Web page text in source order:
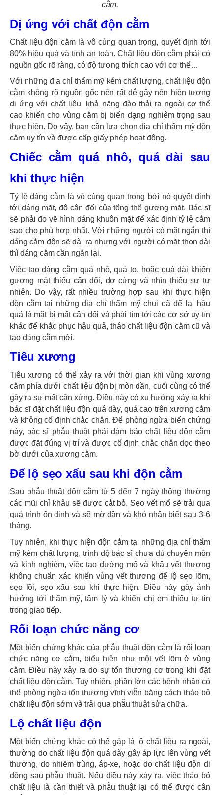
cằm.
Dị ứng với chất độn cằm
Chất liệu độn cằm là vô cùng quan trọng, quyết định tới
80% hiệu quả và tính an toàn. Chất liệu độn cằm phải có
nguồn gốc rõ ràng, có độ tương thích cao với cơ thể…
Với những địa chỉ thẩm mỹ kém chất lượng, chất liệu độn
cằm không rõ nguồn gốc nên rất dễ gây nên hiện tượng
dị ứng với chất liệu, khả năng đào thải ra ngoài cơ thể
cao khiến cho vùng cằm bị biến dạng nghiêm trọng sau
thực hiện. Do vậy, bạn cần lựa chọn địa chỉ thẩm mỹ độn
cằm uy tín và được cấp giấy phép hoạt động.
Chiếc cằm quá nhô, quá dài sau
khi thực hiện
Tỷ lệ dáng cằm là vô cùng quan trọng bởi nó quyết định
tới dáng mặt, độ cân đối của tổng thể gương mặt. Bác sĩ
sẽ phải đo vẽ hình dáng khuôn mặt để xác định tỷ lệ cằm
sao cho phù hợp nhất. Với những người có mặt ngắn thì
dáng cằm độn sẽ dài ra nhưng với người có mặt thon dài
thì dáng cằm cần ngắn lại.
Việc tạo dáng cằm quá nhô, quá to, hoặc quá dài khiến
gương mặt thiếu cân đối, đơ cứng và nhìn thiếu sự tự
nhiên. Do vậy, rất nhiều trường hợp sau khi thực hiện
độn cằm tại những địa chỉ thẩm mỹ chui đã để lại hậu
quả là mặt bị mất cân đối và phải tìm tới các cơ sở uy tín
khác để khắc phục hậu quả, tháo chất liệu độn cằm cũ và
tạo dáng cằm mới.
Tiêu xương
Tiêu xương có thể xảy ra với thời gian khi vùng xương
cằm phía dưới chất liệu độn bị mòn dần, cuối cùng có thể
gây ra sự mất cân xứng. Điều này có xu hướng xảy ra khi
bác sĩ đặt chất liệu độn quá dày, quá cao trên xương cằm
và không cố định chắc chắn. Để phòng ngừa biến chứng
này, bác sĩ phẫu thuật phải đảm bảo chất liệu độn cằm
được đặt đúng vị trí và được cố định chắc chắn dọc theo
bờ dưới của xương cằm.
Để lộ sẹo xấu sau khi độn cằm
Sau phẫu thuật độn cằm từ 5 đến 7 ngày thông thường
các mũi chỉ khâu sẽ được cắt bỏ. Sẹo vết mổ sẽ trải qua
quá trình ổn định và sẽ mờ dần và khó nhận biết sau 3-6
tháng.
Tuy nhiên, khi thực hiện độn cằm tại những địa chỉ thẩm
mỹ kém chất lượng, trình độ bác sĩ chưa đủ chuyên môn
và kinh nghiệm, việc tạo đường mổ và khâu vết thương
không chuẩn xác khiến vùng vết thương để lộ sẹo lõm,
sẹo lồi, sẹo xấu sau khi thực hiện. Điều này gây ảnh
hưởng tới thẩm mỹ, tâm lý và khiến chị em thiếu tự tin
trong giao tiếp.
Rối loạn chức năng cơ
Một biến chứng khác của phẫu thuật độn cằm là rối loạn
chức năng cơ cằm, biểu hiện như một vết lõm ở vùng
cằm. Điều này xảy ra do sự tổn thương cơ trong khi đặt
chất liệu độn cằm. Tuy nhiên, phần lớn các bệnh nhân có
thể phòng ngừa tổn thương vĩnh viễn bằng cách tháo bỏ
chất liệu độn sớm và trải qua phẫu thuật sửa chữa.
Lộ chất liệu độn
Một biến chứng khác có thể gặp là lộ chất liệu ra ngoài,
thường do chất liệu độn quá dày gây áp lực lên vùng vết
thương, do nhiễm trùng, áp-xe, hoặc do chất liệu độn di
động sau phẫu thuật. Nếu điều này xảy ra, việc tháo bỏ
chất liệu là cần thiết và phẫu thuật lại có thể được cân